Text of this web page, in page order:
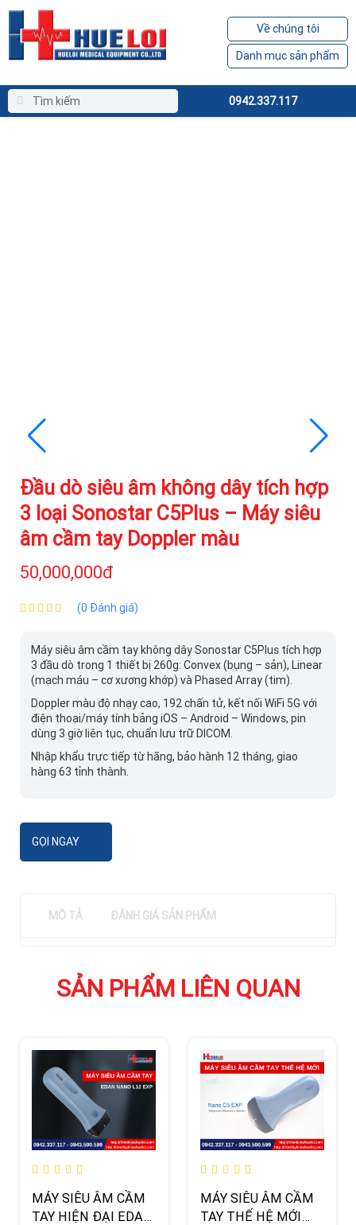
Về chúng tôi
Danh mục sản phẩm
0942.337.117
Đầu dò siêu âm không dây tích hợp
3 loại Sonostar C5Plus – Máy siêu
âm cầm tay Doppler màu
50,000,000đ
(0 Đánh giá)
Máy siêu âm cầm tay không dây Sonostar C5Plus tích hợp
3 đầu dò trong 1 thiết bị 260g: Convex (bụng – sản), Linear
(mạch máu – cơ xương khớp) và Phased Array (tim).
Doppler màu độ nhạy cao, 192 chấn tử, kết nối WiFi 5G với
điện thoại/máy tính bảng iOS – Android – Windows, pin
dùng 3 giờ liên tục, chuẩn lưu trữ DICOM.
Nhập khẩu trực tiếp từ hãng, bảo hành 12 tháng, giao
hàng 63 tỉnh thành.
GỌI NGAY
MÔ TẢ ĐÁNH GIÁ SẢN PHẨM
SẢN PHẨM LIÊN QUAN
MÁY SIÊU ÂM CẦM
TAY HIỆN ĐẠI EDAN
MÁY SIÊU ÂM CẦM
TAY THẾ HỆ MỚI